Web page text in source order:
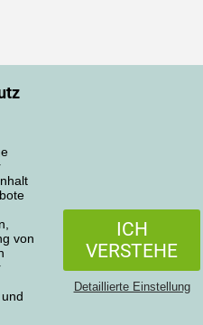
von
ICH
VERSTEHE
Detaillierte Einstellung